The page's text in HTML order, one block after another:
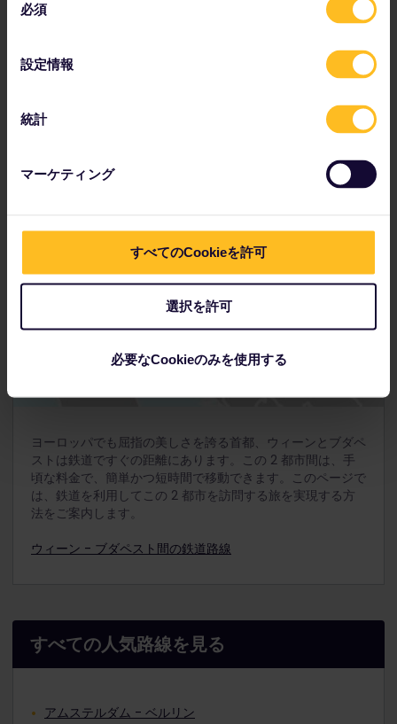
必須
設定情報
統計
マーケティング
すべてのCookieを許可
選択を許可
必要なCookieのみを使用する
アムステルダム - ブリュッセル間の鉄道路線
ヨーロッパでも屈指の美しさを誇る首都、ウィーンとブダペ
ストは鉄道ですぐの距離にあります。この 2 都市間は、手
頃な料金で、簡単かつ短時間で移動できます。このページで
は、鉄道を利用してこの 2 都市を訪問する旅を実現する方
法をご案内します。
ウィーン - ブダペスト間の鉄道路線
すべての人気路線を見る
アムステルダム - ベルリン